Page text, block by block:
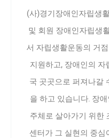
(사)경기장애인자립생
및 회원 장애인자립생
서 자립생활운동의 거
지원하고, 장애인의 자
국 곳곳으로 퍼져나갈
을 하고 있습니다. 장
주체로 살아가기 위한
센터가 그 실현의 중심